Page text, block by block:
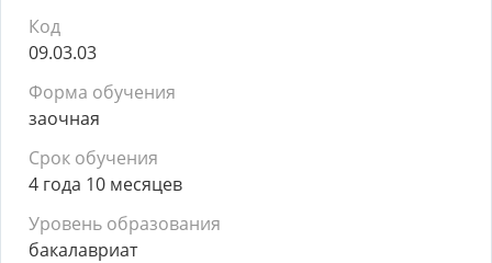
Код
09.03.03
Форма обучения
заочная
Срок обучения
4 года 10 месяцев
Уровень образования
бакалавриат